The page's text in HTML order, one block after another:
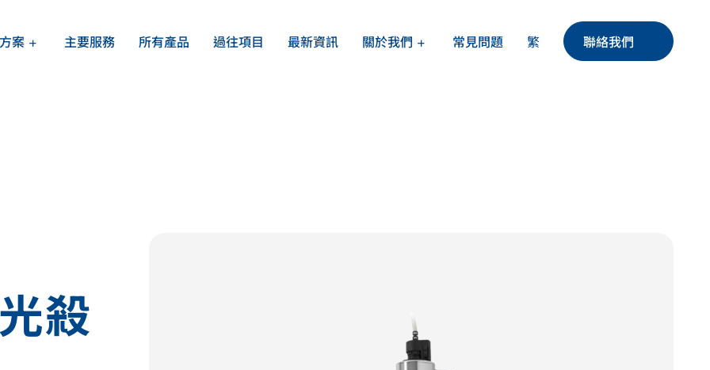
案 主要服務 所有產品 過往項目 最新資訊 關於我們 常見問題 繁 聯絡我們
殺